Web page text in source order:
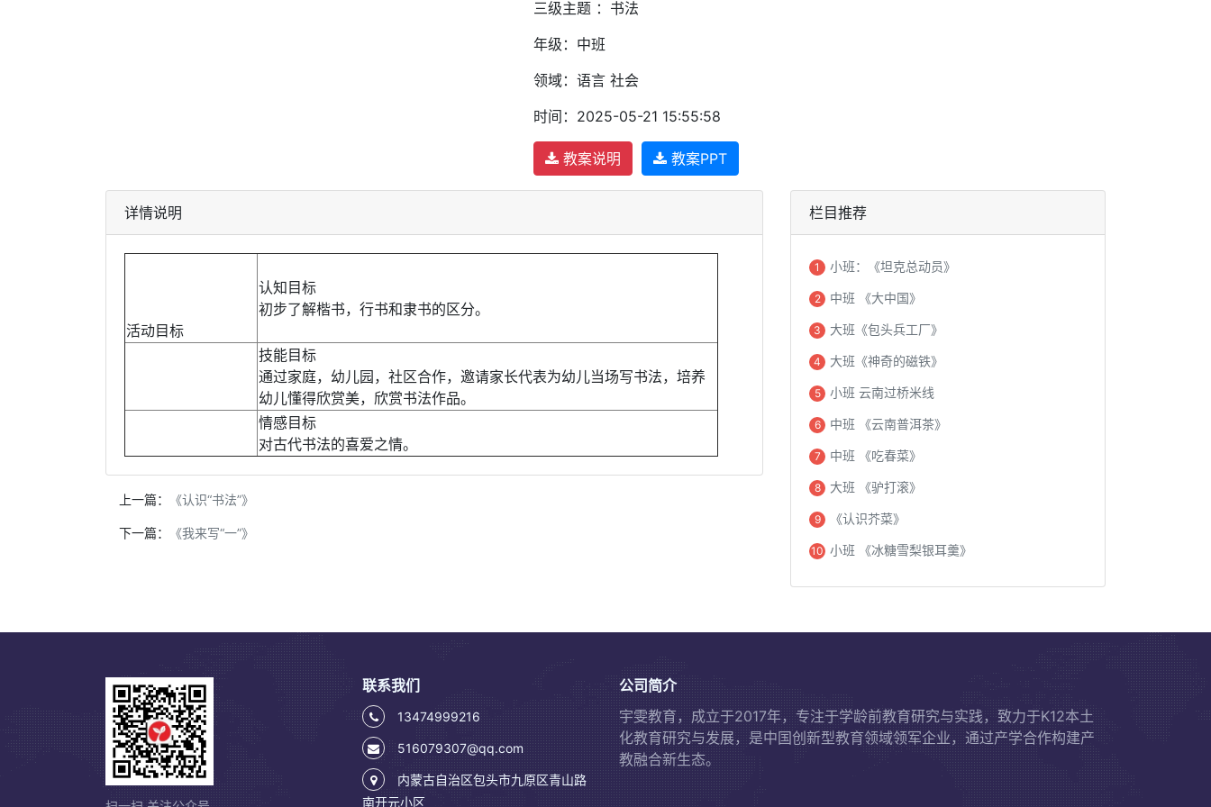
三级主题 ：书法
年级：中班
领域：语言 社会
时间：2025-05-21 15:55:58
教案说明 教案PPT
详情说明
活动目标
认知目标
初步了解楷书，行书和隶书的区分。
技能目标
通过家庭，幼儿园，社区合作，邀请家长代表为幼儿当场写书法，培养
幼儿懂得欣赏美，欣赏书法作品。
情感目标
对古代书法的喜爱之情。
上一篇： 《认识“书法”》
下一篇： 《我来写“一”》
栏目推荐
1 小班：《坦克总动员》
2 中班 《大中国》
3 大班《包头兵工厂》
4 大班《神奇的磁铁》
5 小班 云南过桥米线
6 中班 《云南普洱茶》
7 中班 《吃春菜》
8 大班 《驴打滚》
9 《认识芥菜》
10 小班 《冰糖雪梨银耳羹》
联系我们
13474999216
516079307@qq.com
内蒙古自治区包头市九原区青山路
南开元小区
公司简介
宇雯教育，成立于2017年，专注于学龄前教育研究与实践，致力于K12本土
化教育研究与发展，是中国创新型教育领域领军企业，通过产学合作构建产
教融合新生态。